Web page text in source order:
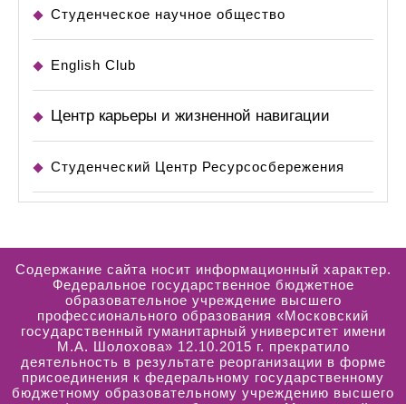
Студенческое научное общество
English Club
Центр карьеры и жизненной навигации
Студенческий Центр Ресурсосбережения
Содержание сайта носит информационный характер.
Федеральное государственное бюджетное
образовательное учреждение высшего
профессионального образования «Московский
государственный гуманитарный университет имени
М.А. Шолохова» 12.10.2015 г. прекратило
деятельность в результате реорганизации в форме
присоединения к федеральному государственному
бюджетному образовательному учреждению высшего